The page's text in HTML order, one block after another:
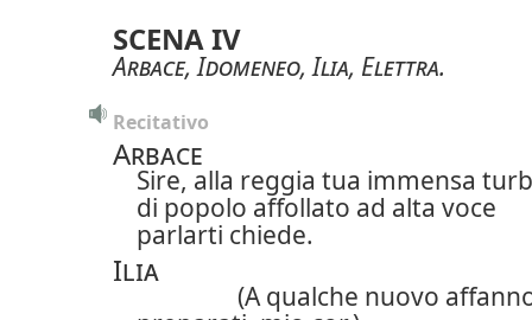
SCENA IV
Arbace,Idomeneo,Ilia, Elettra.
Recitativo
Arbace
Sire, alla reggia tua immensa
di popolo affollato ad alta voce
parlarti chiede.
Ilia
(A qualche nuovo